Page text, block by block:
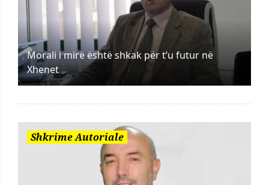
Morali i mirë është shkak për t’u futur në
Xhenet
Shkrime Autoriale